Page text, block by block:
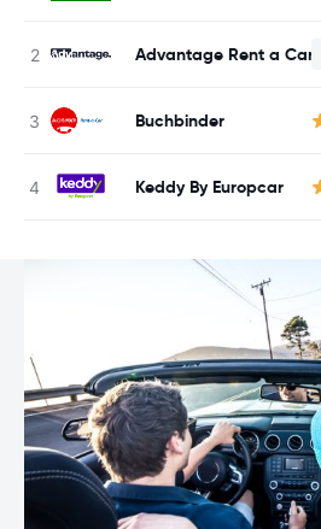
Advantage Rent a Car
Buchbinder
Keddy By Europcar